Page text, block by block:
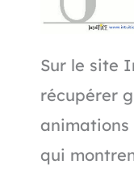
Sur le site
récupérer
qui